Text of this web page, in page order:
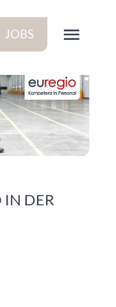
JOBS
IN DER